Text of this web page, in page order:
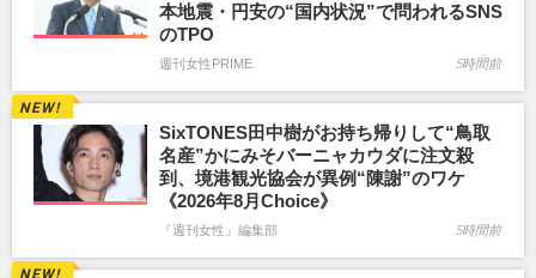
本地震・円安の“国内状況”で問われるSNS
のTPO
週刊女性PRIME 5時間前
SixTONES田中樹がお持ち帰りして“鳥取
名産”かにみそバーニャカウダに注文殺
到、境港観光協会が異例“陳謝”のワケ
《2026年8月Choice》
『週刊女性』編集部 5時間前